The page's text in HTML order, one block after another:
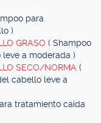
para
)
GRASO ( Shampoo
a moderada )
SECO/NORMA (
cabello leve a
tratamiento caída